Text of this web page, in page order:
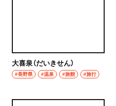
大喜泉（だいきせん）
#長野県 #温泉 #旅館 #旅行